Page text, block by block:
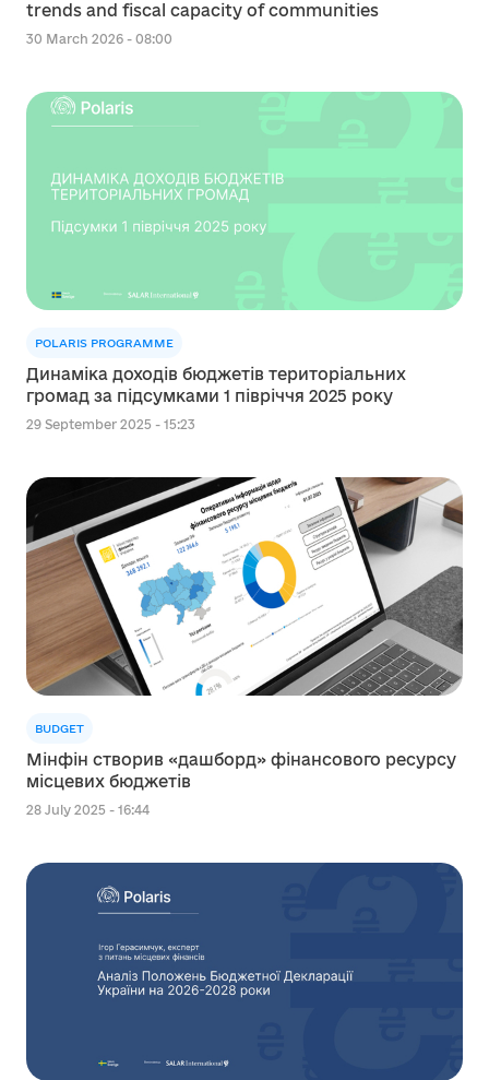
trends and fiscal capacity of communities
30 March 2026 - 08:00
POLARIS PROGRAMME
Динаміка доходів бюджетів територіальних
громад за підсумками 1 півріччя 2025 року
29 September 2025 - 15:23
BUDGET
Мінфін створив «дашборд» фінансового ресурсу
місцевих бюджетів
28 July 2025 - 16:44